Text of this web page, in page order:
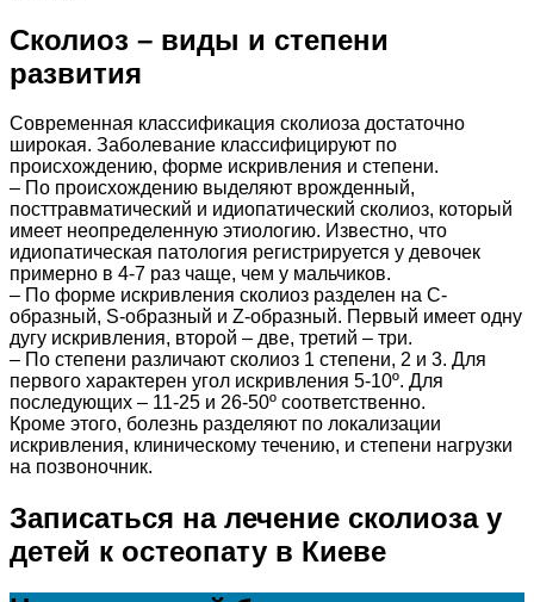
Сколиоз – виды и степени
развития
Современная классификация сколиоза достаточно
широкая. Заболевание классифицируют по
происхождению, форме искривления и степени.
– По происхождению выделяют врожденный,
посттравматический и идиопатический сколиоз, который
имеет неопределенную этиологию. Известно, что
идиопатическая патология регистрируется у девочек
примерно в 4-7 раз чаще, чем у мальчиков.
– По форме искривления сколиоз разделен на С-
образный, S-образный и Z-образный. Первый имеет одну
дугу искривления, второй – две, третий – три.
– По степени различают сколиоз 1 степени, 2 и 3. Для
первого характерен угол искривления 5-10º. Для
последующих – 11-25 и 26-50º соответственно.
Кроме этого, болезнь разделяют по локализации
искривления, клиническому течению, и степени нагрузки
на позвоночник.
Записаться на лечение сколиоза у
детей к остеопату в Киеве